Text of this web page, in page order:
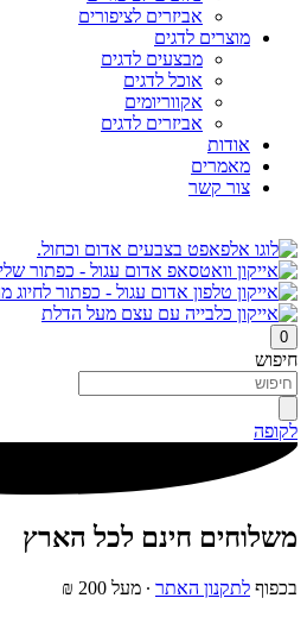
אביזרים לציפורים
מוצרים לדגים
מבצעים לדגים
אוכל לדגים
אקווריומים
אביזרים לדגים
אודות
מאמרים
צור קשר
0
חיפוש
לקופה
משלוחים חינם לכל הארץ
בכפוף לתקנון האתר ∙ מעל 200 ₪